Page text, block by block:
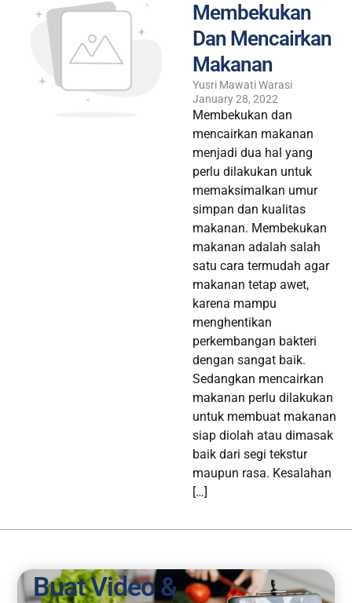
Membekukan
Dan Mencairkan
Makanan
Yusri Mawati Warasi
January 28, 2022
Membekukan dan
mencairkan makanan
menjadi dua hal yang
perlu dilakukan untuk
memaksimalkan umur
simpan dan kualitas
makanan. Membekukan
makanan adalah salah
satu cara termudah agar
makanan tetap awet,
karena mampu
menghentikan
perkembangan bakteri
dengan sangat baik.
Sedangkan mencairkan
makanan perlu dilakukan
untuk membuat makanan
siap diolah atau dimasak
baik dari segi tekstur
maupun rasa. Kesalahan
[…]
Buat Video &